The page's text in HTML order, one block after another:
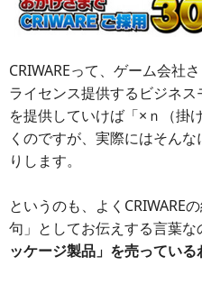
CRIWAREって、ゲーム会社
ライセンス提供するビジネ
を提供していけば「×ｎ（掛
くのですが、実際にはそん
りします。
というのも、よくCRIWARE
句」としてお伝えする言葉な
ッケージ製品」を売ってい